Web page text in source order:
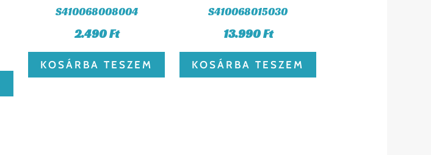
S410068008004
2.490Ft
KOSÁRBA TESZEM
S410068015030
13.990Ft
KOSÁRBA TESZEM